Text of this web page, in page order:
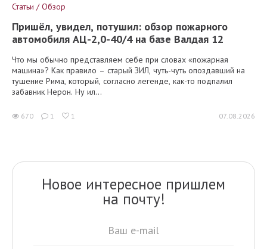
Статьи / Обзор
Пришёл, увидел, потушил: обзор пожарного
автомобиля АЦ-2,0-40/4 на базе Валдая 12
Что мы обычно представляем себе при словах «пожарная
машина»? Как правило – старый ЗИЛ, чуть-чуть опоздавший на
тушение Рима, который, согласно легенде, как-то подпалил
забавник Нерон. Ну ил...
670 1 1 07.08.2026
Новое интересное пришлем
на почту!